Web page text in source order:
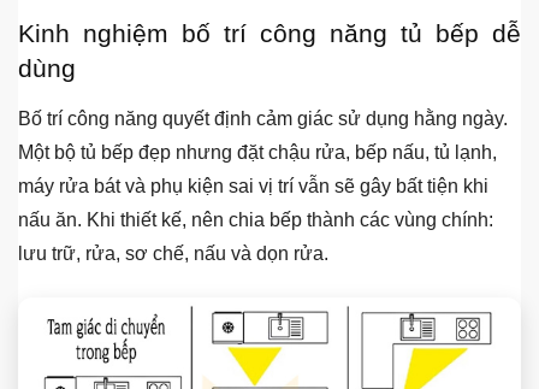
Kinh nghiệm bố trí công năng tủ bếp dễ
dùng
Bố trí công năng quyết định cảm giác sử dụng hằng ngày.
Một bộ tủ bếp đẹp nhưng đặt chậu rửa, bếp nấu, tủ lạnh,
máy rửa bát và phụ kiện sai vị trí vẫn sẽ gây bất tiện khi
nấu ăn. Khi thiết kế, nên chia bếp thành các vùng chính:
lưu trữ, rửa, sơ chế, nấu và dọn rửa.